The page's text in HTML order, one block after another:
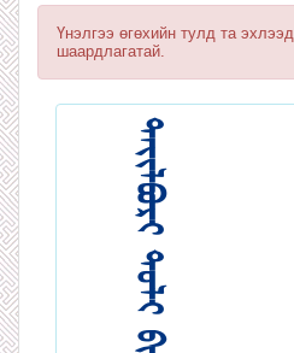
Үнэлгээ өгөхийн тулд та эхлээд
шаардлагатай.